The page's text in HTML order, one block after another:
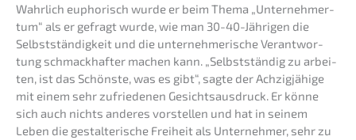
Wahrlich eupho­risch wurde er beim Thema „Unter­neh­mer­
tum“ als er gefragt wurde, wie man 30-40-Jähri­gen die
Selbst­stän­dig­keit und die unter­neh­me­ri­sche Verant­wor­
tung schmack­haf­ter machen kann. „Selbst­stän­dig zu arbei­
ten, ist das Schöns­te, was es gibt“, sagte der Achzig­jä­hi­ge
mit einem sehr zufrie­de­nen Gesichts­aus­druck. Er könne
sich auch nichts anderes vorstel­len und hat in seinem
Leben die gestal­te­ri­sche Freiheit als Unter­neh­mer, sehr zu